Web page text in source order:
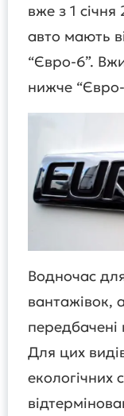
вже з 1 січня
авто мають
“Євро-6”.
нижче
Водночас
вантажівок,
Для цих
екологічних